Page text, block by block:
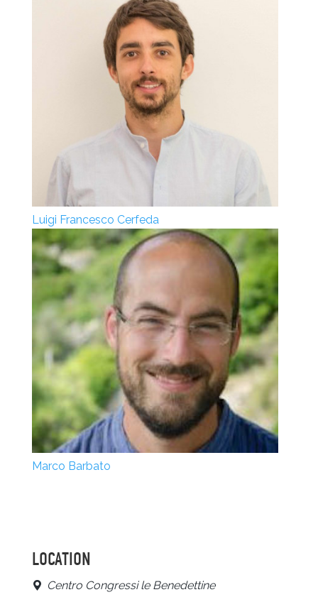
Luigi Francesco Cerfeda
Marco Barbato
LOCATION
Centro Congressi le Benedettine